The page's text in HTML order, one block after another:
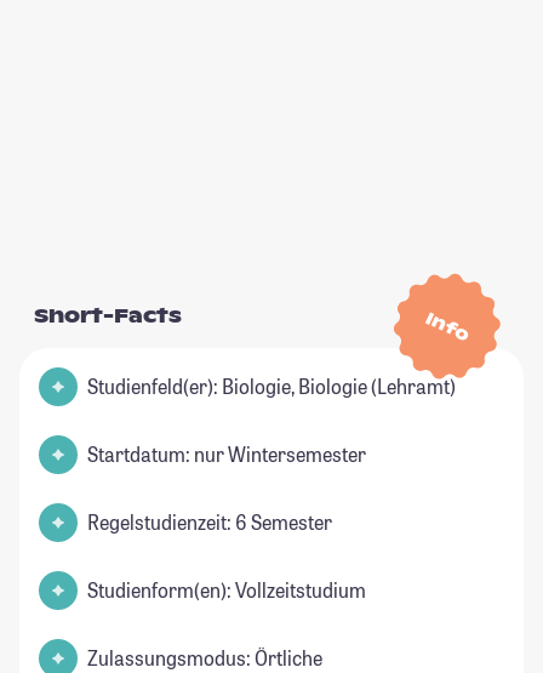
Info
Short-Facts
Studienfeld(er): Biologie, Biologie (Lehramt)
Startdatum: nur Wintersemester
Regelstudienzeit: 6 Semester
Studienform(en): Vollzeitstudium
Zulassungsmodus: Örtliche